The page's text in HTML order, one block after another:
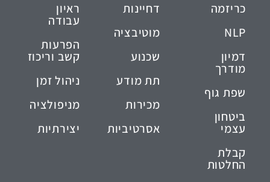
כריזמה
NLP
דמיון
מודרך
שפת גוף
ביטחון
עצמי
קבלת
החלטות
דחיינות
מוטיבציה
שכנוע
תת מודע
מכירות
אסרטיביות
ראיון
עבודה
הפרעות
קשב וריכוז
ניהול זמן
מניפולציה
יצירתיות